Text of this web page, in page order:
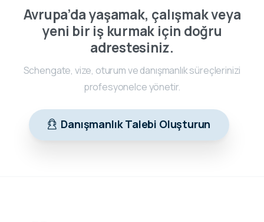
Avrupa’da yaşamak, çalışmak veya
yeni bir iş kurmak için doğru
adrestesiniz.
Schengate, vize, oturum ve danışmanlık süreçlerinizi
profesyonelce yönetir.
Danışmanlık Talebi Oluşturun